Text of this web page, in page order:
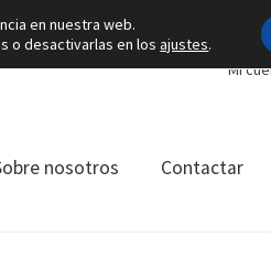
Mi
nosotros Contactar
en nuestra web.
o desactivarlas en losajustes.